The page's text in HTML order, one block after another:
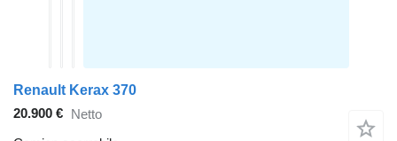
Renault Kerax 370
20.900 €
Netto